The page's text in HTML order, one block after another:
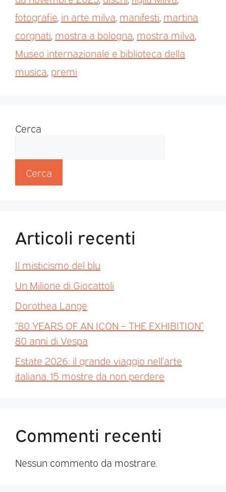
fotografie in arte milva manifesti martina
corgnati mostra a bologna mostra milva
Museo internazionale e biblioteca della
musica premi
Cerca
Cerca
Articoli recenti
Il misticismo del blu
Un Milione di Giocattoli
Dorothea Lange
“80 YEARS OF AN ICON – THE EXHIBITION”
80 anni di Vespa
Estate 2026: il grande viaggio nell’arte
italiana. 15 mostre da non perdere
Commenti recenti
Nessun commento da mostrare.